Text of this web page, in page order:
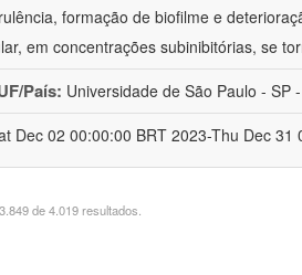
formação de biofilme e
em concentrações subinibitórias, se
País: Universidade de São Paulo - SP
Dec 02 00:00:00 BRT 2023-Thu Dec 31
de 4.019 resultados.